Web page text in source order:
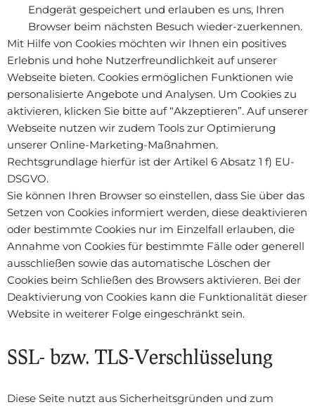
Endgerät gespeichert und erlauben es uns, Ihren
Browser beim nächsten Besuch wieder-zuerkennen.
Mit Hilfe von Cookies möchten wir Ihnen ein positives
Erlebnis und hohe Nutzerfreundlichkeit auf unserer
Webseite bieten. Cookies ermöglichen Funktionen wie
personalisierte Angebote und Analysen. Um Cookies zu
aktivieren, klicken Sie bitte auf “Akzeptieren”. Auf unserer
Webseite nutzen wir zudem Tools zur Optimierung
unserer Online-Marketing-Maßnahmen.
Rechtsgrundlage hierfür ist der Artikel 6 Absatz 1 f) EU-
DSGVO.
Sie können Ihren Browser so einstellen, dass Sie über das
Setzen von Cookies informiert werden, diese deaktivieren
oder bestimmte Cookies nur im Einzelfall erlauben, die
Annahme von Cookies für bestimmte Fälle oder generell
ausschließen sowie das automatische Löschen der
Cookies beim Schließen des Browsers aktivieren. Bei der
Deaktivierung von Cookies kann die Funktionalität dieser
Website in weiterer Folge eingeschränkt sein.
SSL- bzw. TLS-Verschlüsselung
Diese Seite nutzt aus Sicherheitsgründen und zum